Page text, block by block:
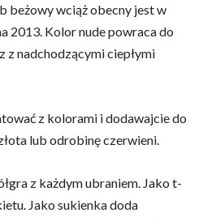
beżowy wciąż obecny jest w
2013. Kolor nude powraca do
z nadchodzącymi ciepłymi
z kolorami i dodawajcie do
lub odrobinę czerwieni.
z każdym ubraniem. Jako t-
Jako sukienka doda